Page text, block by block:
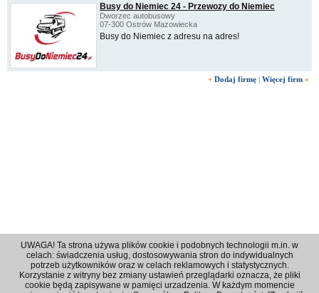
Busy do Niemiec 24 - Przewozy do Niemiec
Dworzec autobusowy
07-300 Ostrów Mazowiecka
Busy do Niemiec z adresu na adres!
+ Dodaj firmę | Więcej firm »
Regulamin|Polityka prywatności|Reklama|Kontakt
UWAGA! Ta strona używa plików cookie i podobnych technologii m.in. w
celach: świadczenia usług, dostosowywania stron do indywidualnych
potrzeb użytkowników oraz w celach reklamowych i statystycznych.
Korzystanie z witryny bez zmiany ustawień przeglądarki oznacza, że pliki
cookie będą zapisywane w pamięci urzadzenia. W każdym momencie